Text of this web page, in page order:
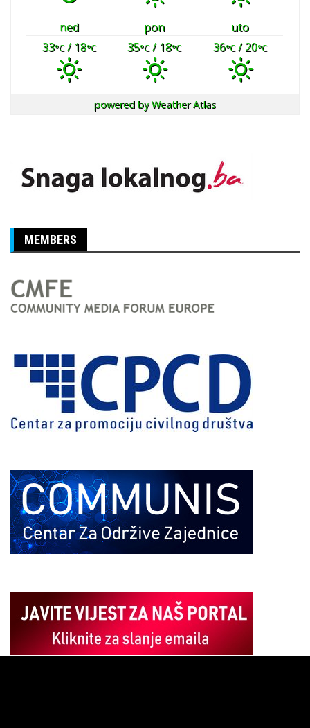
ned pon
uto
33°C/ 18°C 35°C/ 18°C 36°C/ 20°C
powered byWeather Atlas
MEMBERS